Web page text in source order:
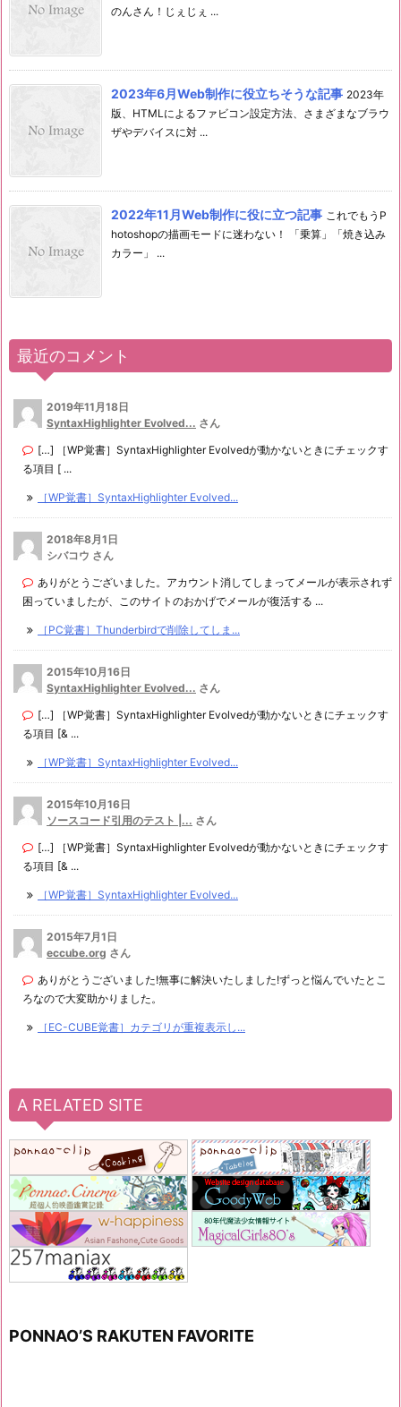
のんさん！じぇじぇ ...
2023年6月Web制作に役立ちそうな記事 2023年
版、HTMLによるファビコン設定方法、さまざまなブラウ
ザやデバイスに対 ...
2022年11月Web制作に役に立つ記事 これでもうP
hotoshopの描画モードに迷わない！ 「乗算」「焼き込み
カラー」 ...
最近のコメント
2019年11月18日
SyntaxHighlighter Evolved... さん
[…] ［WP覚書］SyntaxHighlighter Evolvedが動かないときにチェックす
る項目 [ ...
［WP覚書］SyntaxHighlighter Evolved...
2018年8月1日
シバコウ さん
ありがとうございました。アカウント消してしまってメールが表示されず
困っていましたが、このサイトのおかげでメールが復活する ...
［PC覚書］Thunderbirdで削除してしま...
2015年10月16日
SyntaxHighlighter Evolved... さん
[…] ［WP覚書］SyntaxHighlighter Evolvedが動かないときにチェックす
る項目 [& ...
［WP覚書］SyntaxHighlighter Evolved...
2015年10月16日
ソースコード引用のテスト |... さん
[…] ［WP覚書］SyntaxHighlighter Evolvedが動かないときにチェックす
る項目 [& ...
［WP覚書］SyntaxHighlighter Evolved...
2015年7月1日
eccube.org さん
ありがとうございました!無事に解決いたしました!ずっと悩んでいたとこ
ろなので大変助かりました。
［EC-CUBE覚書］カテゴリが重複表示し...
A RELATED SITE
PONNAO’S RAKUTEN FAVORITE